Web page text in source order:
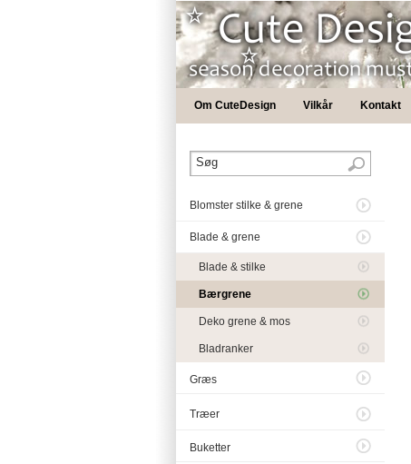
Om CuteDesign Vilkår Kontakt
Blomster stilke & grene
Blade & grene
Blade & stilke
Bærgrene
Deko grene & mos
Bladranker
Græs
Træer
Buketter